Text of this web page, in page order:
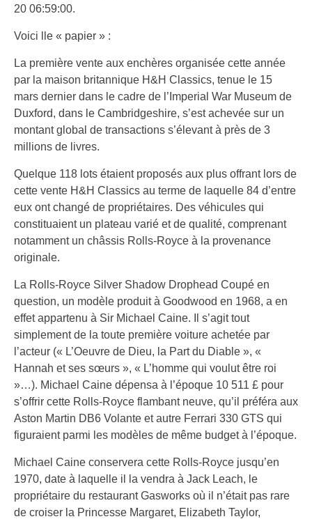
20 06:59:00.
Voici lle « papier » :
La première vente aux enchères organisée cette année
par la maison britannique H&H Classics, tenue le 15
mars dernier dans le cadre de l’Imperial War Museum de
Duxford, dans le Cambridgeshire, s’est achevée sur un
montant global de transactions s’élevant à près de 3
millions de livres.
Quelque 118 lots étaient proposés aux plus offrant lors de
cette vente H&H Classics au terme de laquelle 84 d’entre
eux ont changé de propriétaires. Des véhicules qui
constituaient un plateau varié et de qualité, comprenant
notamment un châssis Rolls-Royce à la provenance
originale.
La Rolls-Royce Silver Shadow Drophead Coupé en
question, un modèle produit à Goodwood en 1968, a en
effet appartenu à Sir Michael Caine. Il s’agit tout
simplement de la toute première voiture achetée par
l’acteur (« L’Oeuvre de Dieu, la Part du Diable », «
Hannah et ses sœurs », « L’homme qui voulut être roi
»…). Michael Caine dépensa à l’époque 10 511 £ pour
s’offrir cette Rolls-Royce flambant neuve, qu’il préféra aux
Aston Martin DB6 Volante et autre Ferrari 330 GTS qui
figuraient parmi les modèles de même budget à l’époque.
Michael Caine conservera cette Rolls-Royce jusqu’en
1970, date à laquelle il la vendra à Jack Leach, le
propriétaire du restaurant Gasworks où il n’était pas rare
de croiser la Princesse Margaret, Elizabeth Taylor,